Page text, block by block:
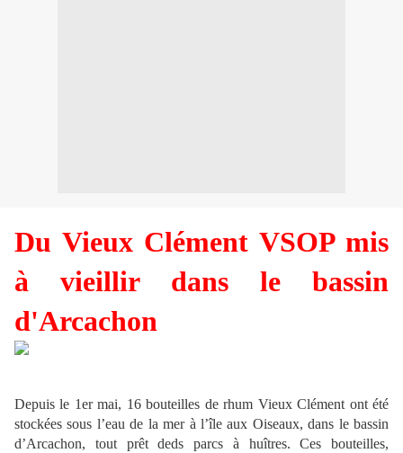
Du Vieux Clément VSOP mis
à vieillir dans le bassin
d'Arcachon
Depuis le 1er mai, 16 bouteilles de rhum Vieux Clément ont été
stockées sous l’eau de la mer à l’île aux Oiseaux, dans le bassin
d’Arcachon, tout prêt deds parcs à huîtres. Ces bouteilles,